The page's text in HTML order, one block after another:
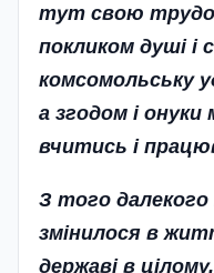
тут свою
покликом душі і
комсомольську
а згодом і
вчитись і
З того
змінилося в
державі в